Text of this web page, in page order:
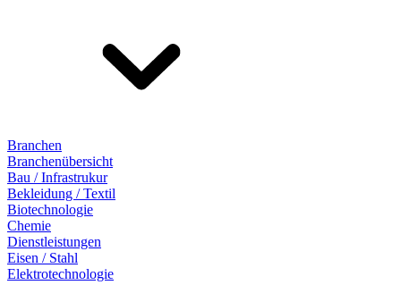
Branchen
Branchenübersicht
Bau / Infrastrukur
Bekleidung / Textil
Biotechnologie
Chemie
Dienstleistungen
Eisen / Stahl
Elektrotechnologie